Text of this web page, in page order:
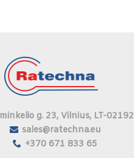
g. 23, Vilnius, LT-02192
sales@ratechna.eu
+370 671 833 65